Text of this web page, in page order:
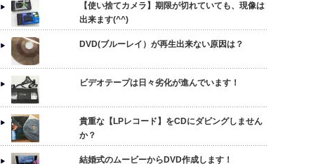
【使い捨てカメラ】期限が切れていても、現像は
出来ます(^^)
DVD(ブルーレイ）が再生出来ない原因は？
ビデオテープは日々劣化が進んでいます！
貴重な【LPレコード】をCDにダビングしません
か？
結婚式のムービーからDVD作成します！